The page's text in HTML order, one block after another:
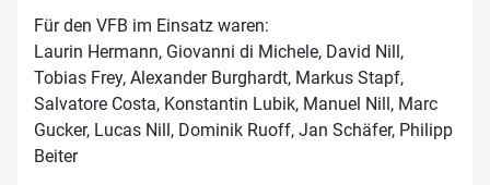
Für den VFB im Einsatz waren:
Laurin Hermann, Giovanni di Michele, David Nill,
Tobias Frey, Alexander Burghardt, Markus Stapf,
Salvatore Costa, Konstantin Lubik, Manuel Nill, Marc
Gucker, Lucas Nill, Dominik Ruoff, Jan Schäfer, Philipp
Beiter